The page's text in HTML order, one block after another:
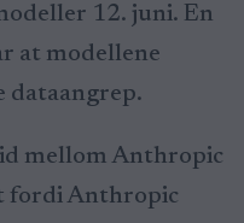
12. juni. En
at modellene
dataangrep.
mellom Anthropic
fordi Anthropic